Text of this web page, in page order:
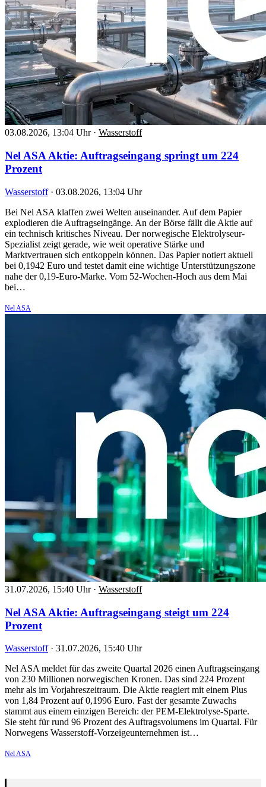
03.08.2026, 13:04 Uhr · Wasserstoff
Nel ASA Aktie: Auftragseingang springt um 224
Prozent
Wasserstoff · 03.08.2026, 13:04 Uhr
Bei Nel ASA klaffen zwei Welten auseinander. Auf dem Papier
explodieren die Auftragseingänge. An der Börse fällt die Aktie auf
ein technisch kritisches Niveau. Der norwegische Elektrolyseur-
Spezialist zeigt gerade, wie weit operative Stärke und
Marktvertrauen sich entkoppeln können. Das Papier notiert aktuell
bei 0,1942 Euro und testet damit eine wichtige Unterstützungszone
nahe der 0,19-Euro-Marke. Vom 52-Wochen-Hoch aus dem Mai
bei…
Nel ASA
31.07.2026, 15:40 Uhr · Wasserstoff
Nel ASA Aktie: Auftragseingang steigt um 224
Prozent
Wasserstoff · 31.07.2026, 15:40 Uhr
Nel ASA meldet für das zweite Quartal 2026 einen Auftragseingang
von 230 Millionen norwegischen Kronen. Das sind 224 Prozent
mehr als im Vorjahreszeitraum. Die Aktie reagiert mit einem Plus
von 1,84 Prozent auf 0,1996 Euro. Fast der gesamte Zuwachs
stammt aus einem einzigen Bereich: der PEM-Elektrolyse-Sparte.
Sie steht für rund 96 Prozent des Auftragsvolumens im Quartal. Für
Norwegens Wasserstoff-Vorzeigeunternehmen ist…
Nel ASA